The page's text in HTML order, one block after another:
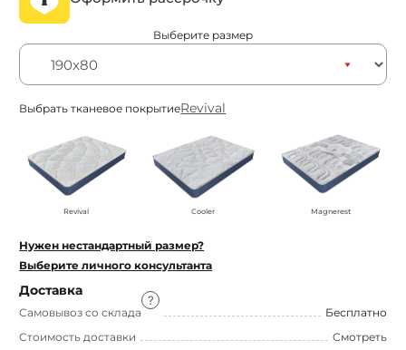
Выберите размер
Выбрать тканевое покрытиеRevival
Revival Cooler Magnerest
Нужен нестандартный размер?
Выберите личного консультанта
Доставка
Самовывоз со склада
Бесплатно
Стоимость доставки
Смотреть